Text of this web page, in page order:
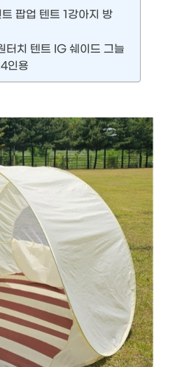
팝업 텐트 1강아지 방
치 텐트 IG 쉐이드 그늘
인용